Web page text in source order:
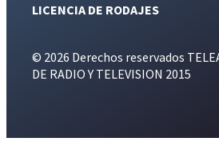
LICENCIA DE RODAJES
© 2026 Derechos reservados
DE RADIO Y TELEVISION 2015